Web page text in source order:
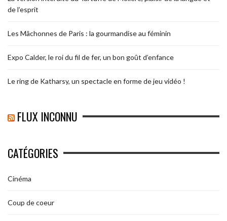
de l’esprit
Les Mâchonnes de Paris : la gourmandise au féminin
Expo Calder, le roi du fil de fer, un bon goût d’enfance
Le ring de Katharsy, un spectacle en forme de jeu vidéo !
FLUX INCONNU
CATÉGORIES
Cinéma
Coup de coeur